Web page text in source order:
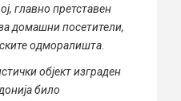
главно претставен
домашни посетители,
одморалишта.
објект изграден
било